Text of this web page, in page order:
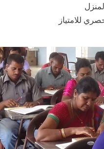
للامتياز